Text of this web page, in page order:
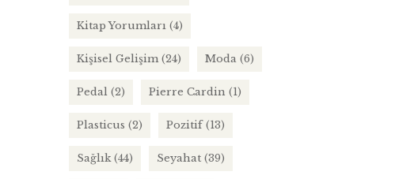
Kitap Yorumları (4)
Kişisel Gelişim (24) Moda (6)
Pedal (2) Pierre Cardin (1)
Plasticus (2) Pozitif(13)
Sağlık(44) Seyahat (39)